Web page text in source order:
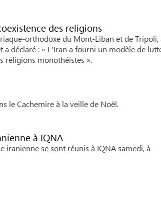
des religions
orthodoxe du Mont-Liban et de Tripoli,
déclaré : « L'Iran a fourni un modèle de
religions monothéistes ».
le Cachemire à la veille de Noël.
à IQNA
iranienne se sont réunis à IQNA samedi, à